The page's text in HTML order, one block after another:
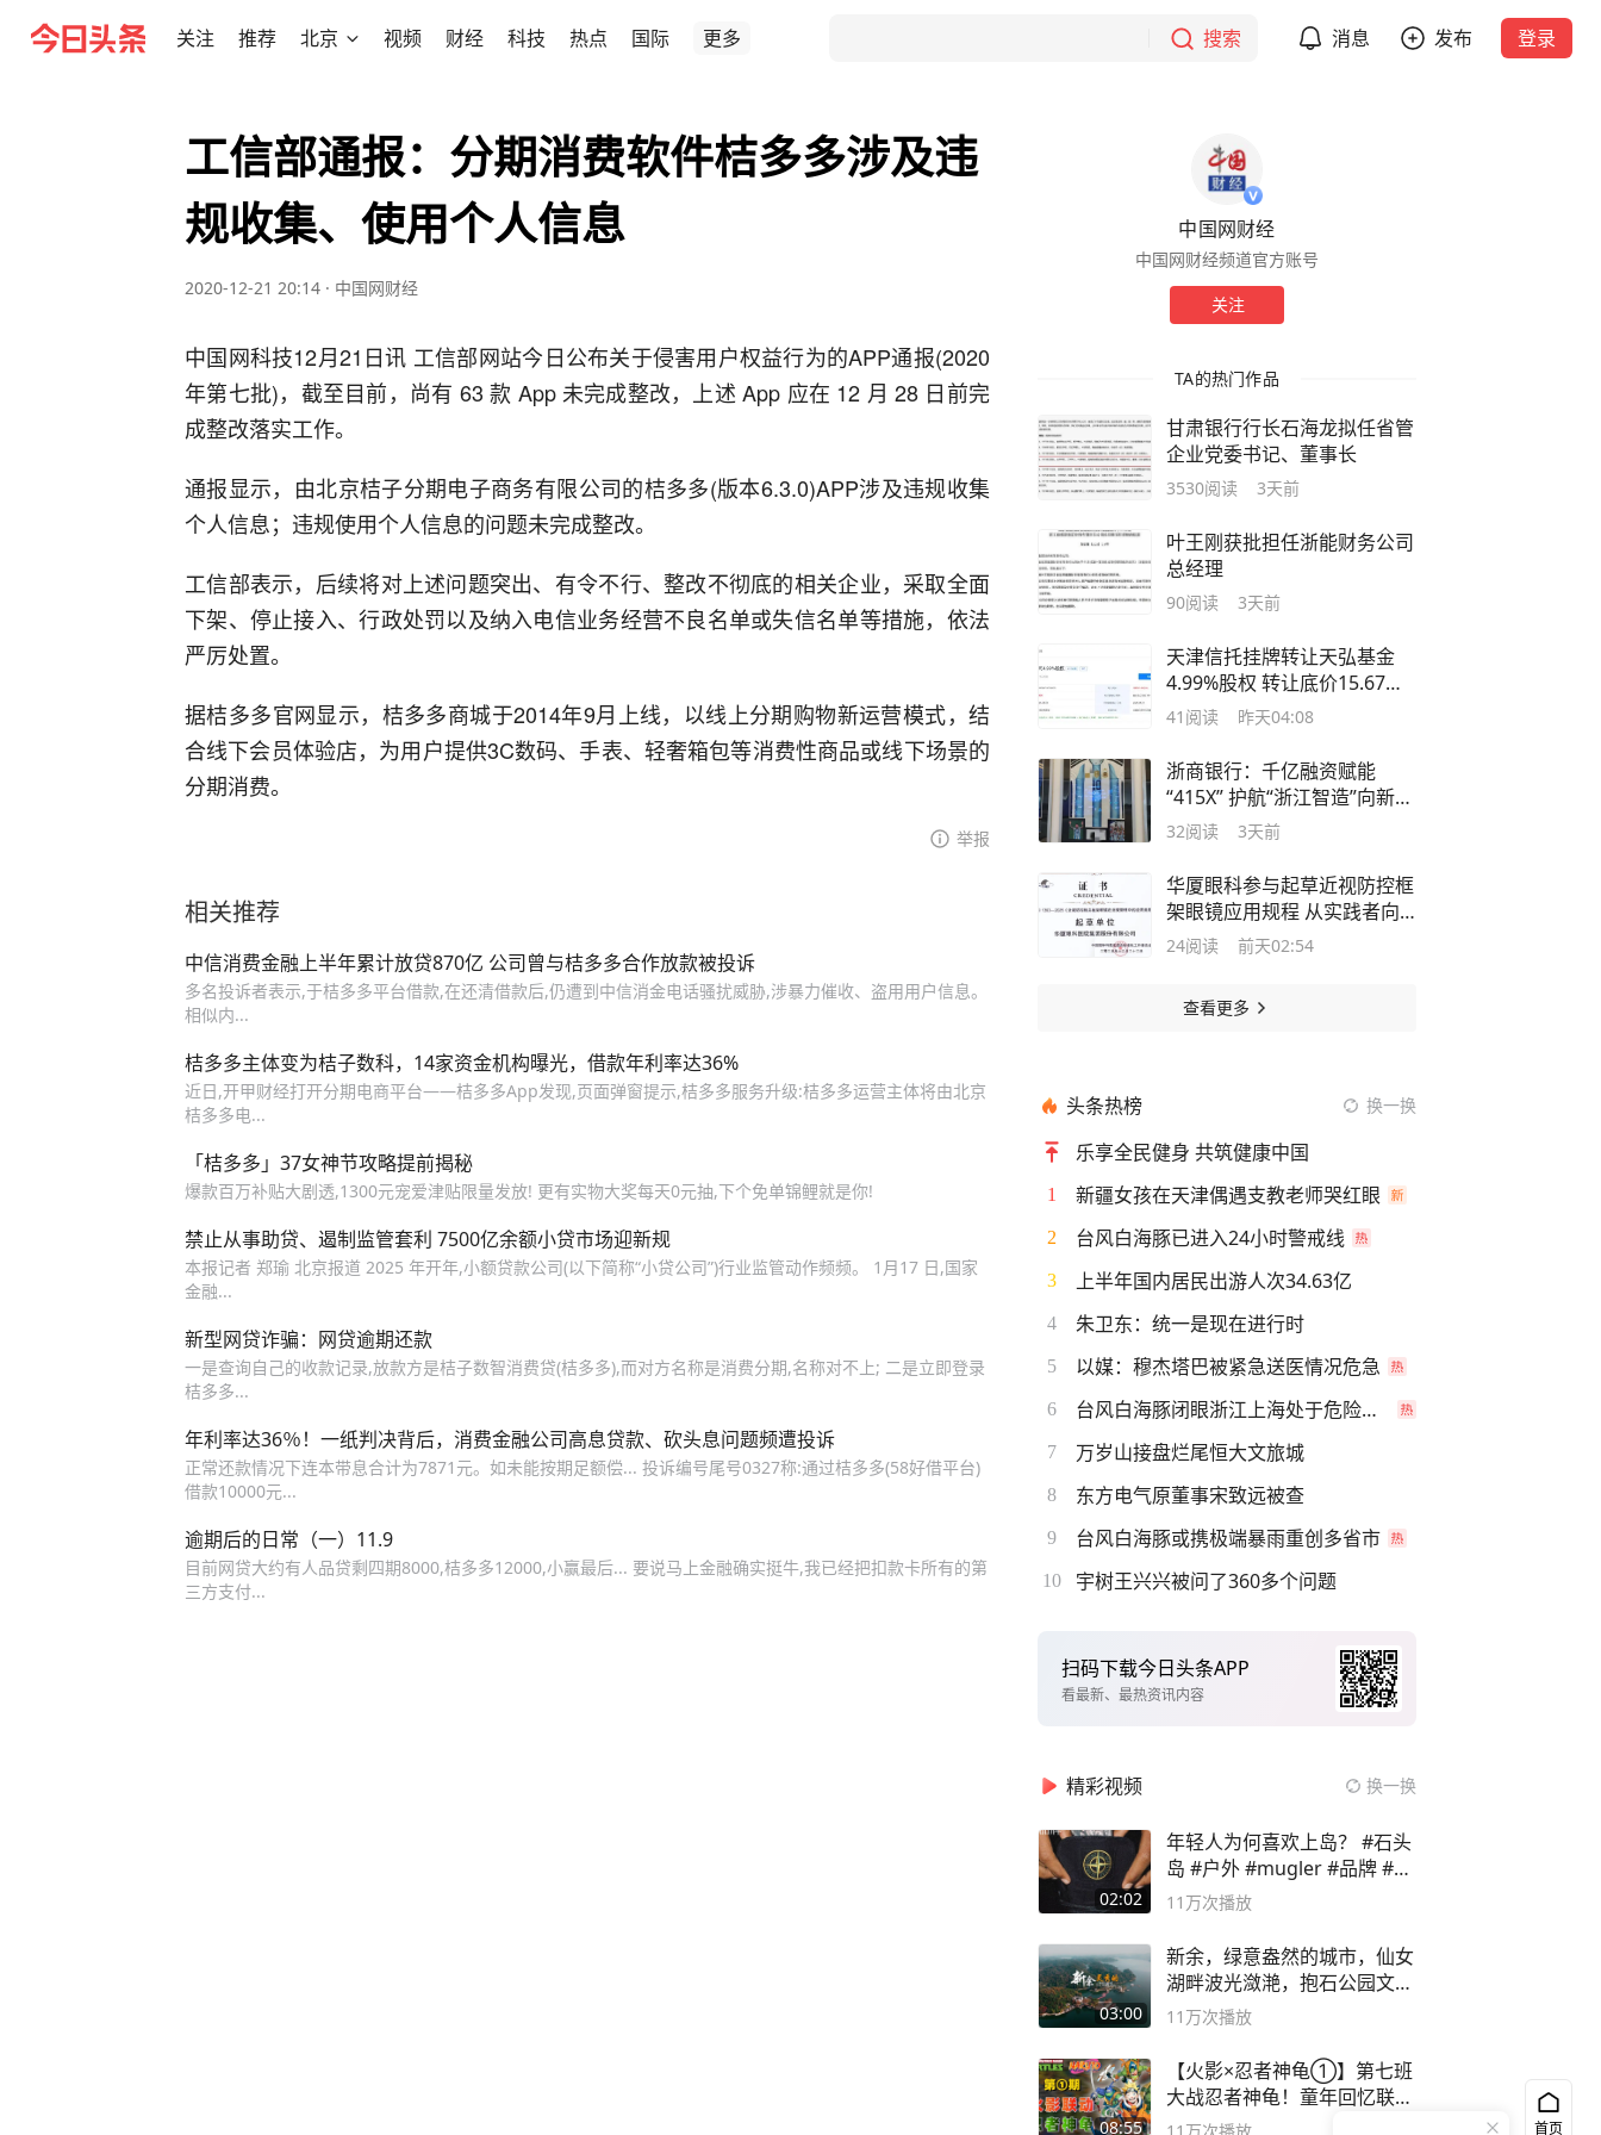
关注 推荐 北京 视频 财经 科技 热点 国际 更多 搜索 消息 发布 登录
工信部通报：分期消费软件桔多多涉及违
规收集、使用个人信息
2020-12-21 20:14 · 中国网财经
中国网科技12月21日讯 工信部网站今日公布关于侵害用户权益行为的APP通报(2020
年第七批)，截至目前，尚有 63 款 App 未完成整改，上述 App 应在 12 月 28 日前完
成整改落实工作。
通报显示，由北京桔子分期电子商务有限公司的桔多多(版本6.3.0)APP涉及违规收集
个人信息；违规使用个人信息的问题未完成整改。
工信部表示，后续将对上述问题突出、有令不行、整改不彻底的相关企业，采取全面
下架、停止接入、行政处罚以及纳入电信业务经营不良名单或失信名单等措施，依法
严厉处置。
据桔多多官网显示，桔多多商城于2014年9月上线，以线上分期购物新运营模式，结
合线下会员体验店，为用户提供3C数码、手表、轻奢箱包等消费性商品或线下场景的
分期消费。
举报
相关推荐
中信消费金融上半年累计放贷870亿 公司曾与桔多多合作放款被投诉
多名投诉者表示,于桔多多平台借款,在还清借款后,仍遭到中信消金电话骚扰威胁,涉暴力催收、盗用用户信息。
相似内...
桔多多主体变为桔子数科，14家资金机构曝光，借款年利率达36%
近日,开甲财经打开分期电商平台——桔多多App发现,页面弹窗提示,桔多多服务升级:桔多多运营主体将由北京
桔多多电...
「桔多多」37女神节攻略提前揭秘
爆款百万补贴大剧透,1300元宠爱津贴限量发放! 更有实物大奖每天0元抽,下个免单锦鲤就是你!
禁止从事助贷、遏制监管套利 7500亿余额小贷市场迎新规
本报记者 郑瑜 北京报道 2025 年开年,小额贷款公司(以下简称“小贷公司”)行业监管动作频频。 1月17 日,国家
金融...
新型网贷诈骗：网贷逾期还款
一是查询自己的收款记录,放款方是桔子数智消费贷(桔多多),而对方名称是消费分期,名称对不上; 二是立即登录
桔多多...
年利率达36％！一纸判决背后，消费金融公司高息贷款、砍头息问题频遭投诉
正常还款情况下连本带息合计为7871元。如未能按期足额偿... 投诉编号尾号0327称:通过桔多多(58好借平台)
借款10000元...
逾期后的日常（一）11.9
目前网贷大约有人品贷剩四期8000,桔多多12000,小赢最后... 要说马上金融确实挺牛,我已经把扣款卡所有的第
三方支付...
中国网财经
中国网财经频道官方账号
关注
TA的热门作品
甘肃银行行长石海龙拟任省管
企业党委书记、董事长
3530阅读 3天前
叶王刚获批担任浙能财务公司
总经理
90阅读 3天前
天津信托挂牌转让天弘基金
4.99%股权 转让底价15.67亿
元
41 阅读 昨天04:08
浙商银行：千亿融资赋能
“415X” 护航“浙江智造”向新而
行
32阅读 3天前
华厦眼科参与起草近视防控框
架眼镜应用规程 从实践者向
标准制定者跃迁
24阅读 前天02:54
查看更多
头条热榜 换一换
乐享全民健身 共筑健康中国
1 新疆女孩在天津偶遇支教老师哭红眼
2 台风白海豚已进入24小时警戒线
3 上半年国内居民出游人次34.63亿
4 朱卫东：统一是现在进行时
5 以媒：穆杰塔巴被紧急送医情况危急
6 台风白海豚闭眼浙江上海处于危险半圆
7 万岁山接盘烂尾恒大文旅城
8 东方电气原董事宋致远被查
9 台风白海豚或携极端暴雨重创多省市
10 宇树王兴兴被问了360多个问题
扫码下载今日头条APP
看最新、最热资讯内容
精彩视频 换一换
02:02
年轻人为何喜欢上岛？ #石头
岛 #户外 #mugler #品牌 #足
球流氓
11万次播放
03:00
新余，绿意盎然的城市，仙女
湖畔波光潋滟，抱石公园文化
深邃……
11万次播放
08:55
【火影×忍者神龟①】第七班
大战忍者神龟！童年回忆联动
论武？
首页